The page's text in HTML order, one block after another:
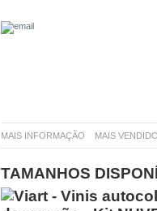
MAIS INFORMAÇÃO MAIS
TAMANHOS